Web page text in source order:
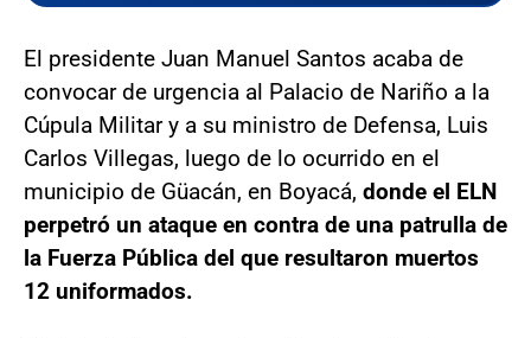
El presidente Juan Manuel Santos acaba de
convocar de urgencia al Palacio de Nariño a la
Cúpula Militar y a su ministro de Defensa, Luis
Carlos Villegas, luego de lo ocurrido en el
municipio de Güacán, en Boyacá, donde el ELN
perpetró un ataque en contra de una patrulla de
la Fuerza Pública del que resultaron muertos
12 uniformados.